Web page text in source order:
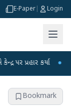
E-Paper Login
કર્યા ●
Bookmark